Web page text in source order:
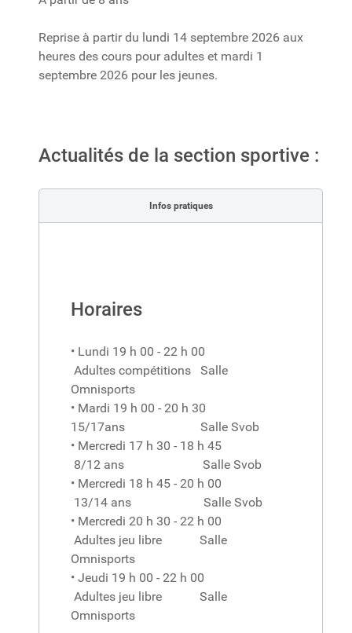
Reprise à partir du lundi 14 septembre 2026 aux
heures des cours pour adultes et mardi 1
septembre 2026 pour les jeunes.
Actualités de la section sportive :
Infos pratiques
Horaires
• Lundi 19 h 00 - 22 h 00
Adultes compétitions Salle
Omnisports
• Mardi 19 h 00 - 20 h 30
15/17ans Salle Svob
• Mercredi 17 h 30 - 18 h 45
8/12 ans Salle Svob
• Mercredi 18 h 45 - 20 h 00
13/14 ans Salle Svob
• Mercredi 20 h 30 - 22 h 00
Adultes jeu libre Salle
Omnisports
• Jeudi 19 h 00 - 22 h 00
Adultes jeu libre Salle
Omnisports